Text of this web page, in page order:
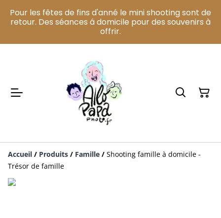
Pour les fêtes de fins d'anné le mini shooting sont de
retour. Des séances á domicile pour des souvenirs à
offrir.
Accueil / Produits / Famille / Shooting famille à domicile -
Trésor de famille